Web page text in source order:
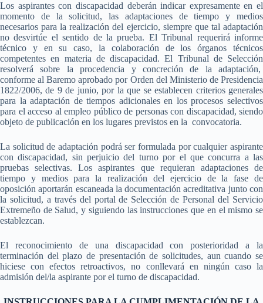
Los aspirantes con discapacidad deberán indicar expresamente en el
momento de la solicitud, las adaptaciones de tiempo y medios
necesarios para la realización del ejercicio, siempre que tal adaptación
no desvirtúe el sentido de la prueba. El Tribunal requerirá informe
técnico y en su caso, la colaboración de los órganos técnicos
competentes en materia de discapacidad. El Tribunal de Selección
resolverá sobre la procedencia y concreción de la adaptación,
conforme al Baremo aprobado por Orden del Ministerio de Presidencia
1822/2006, de 9 de junio, por la que se establecen criterios generales
para la adaptación de tiempos adicionales en los procesos selectivos
para el acceso al empleo público de personas con discapacidad, siendo
objeto de publicación en los lugares previstos en la convocatoria.
La solicitud de adaptación podrá ser formulada por cualquier aspirante
con discapacidad, sin perjuicio del turno por el que concurra a las
pruebas selectivas. Los aspirantes que requieran adaptaciones de
tiempo y medios para la realización del ejercicio de la fase de
oposición aportarán escaneada la documentación acreditativa junto con
la solicitud, a través del portal de Selección de Personal del Servicio
Extremeño de Salud, y siguiendo las instrucciones que en el mismo se
establezcan.
El reconocimiento de una discapacidad con posterioridad a la
terminación del plazo de presentación de solicitudes, aun cuando se
hiciese con efectos retroactivos, no conllevará en ningún caso la
admisión del/la aspirante por el turno de discapacidad.